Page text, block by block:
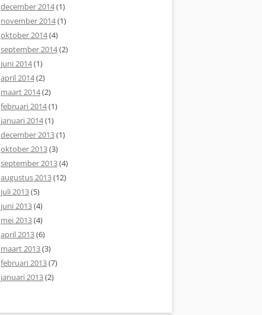
december 2014(1)
november 2014(1)
oktober 2014(4)
september 2014(2)
juni 2014(1)
april 2014(2)
maart 2014(2)
februari 2014(1)
januari 2014(1)
december 2013(1)
oktober 2013(3)
september 2013(4)
augustus 2013(12)
juli 2013(5)
juni 2013(4)
mei 2013(4)
april 2013(6)
maart 2013(3)
februari 2013(7)
januari 2013(2)